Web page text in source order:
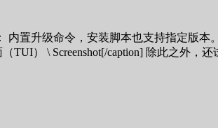
置升级命令，安装脚本也支持指定版本
（TUI） \ Screenshot[/caption] 除此之外